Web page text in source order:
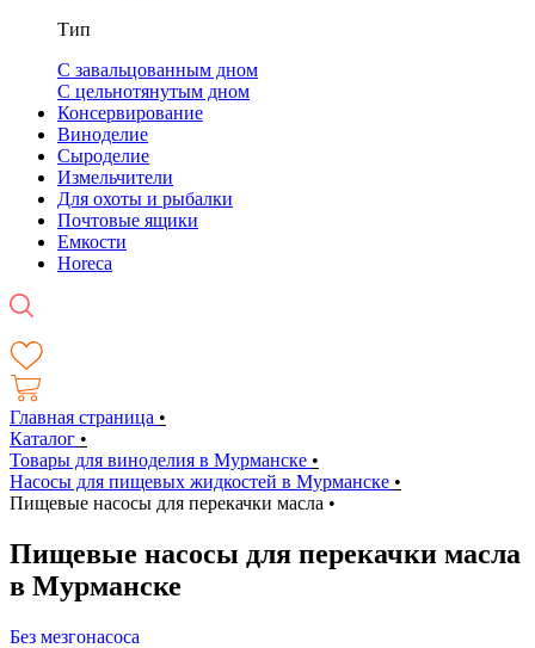
Тип
С завальцованным дном
С цельнотянутым дном
Консервирование
Виноделие
Сыроделие
Измельчители
Для охоты и рыбалки
Почтовые ящики
Емкости
Horeca
Главная страница •
Каталог •
Товары для виноделия в Мурманске •
Насосы для пищевых жидкостей в Мурманске •
Пищевые насосы для перекачки масла •
Пищевые насосы для перекачки масла
в Мурманске
Без мезгонасоса